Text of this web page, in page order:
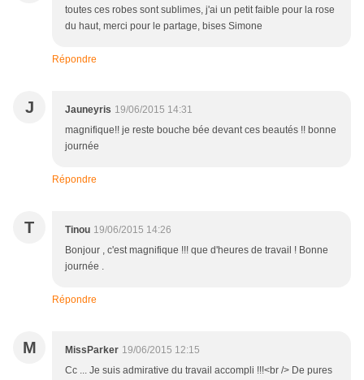
toutes ces robes sont sublimes, j'ai un petit faible pour la rose
du haut, merci pour le partage, bises Simone
Répondre
J Jauneyris 19/06/2015 14:31
magnifique!! je reste bouche bée devant ces beautés !! bonne
journée
Répondre
T Tinou 19/06/2015 14:26
Bonjour , c'est magnifique !!! que d'heures de travail ! Bonne
journée .
Répondre
M MissParker 19/06/2015 12:15
Cc ... Je suis admirative du travail accompli !!!<br /> De pures